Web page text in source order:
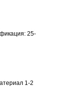
25-
1-2